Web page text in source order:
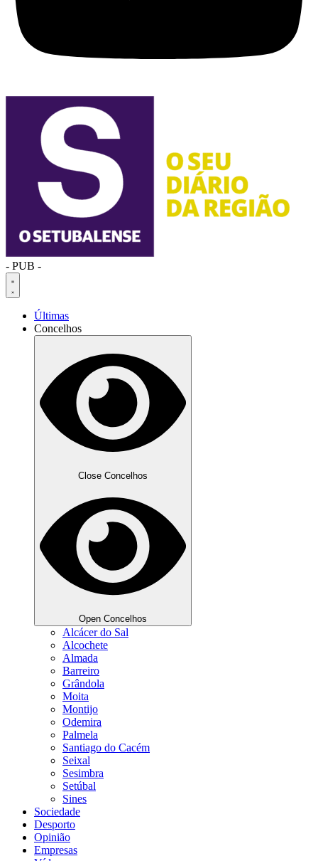
- PUB -
Últimas
Concelhos
Close Concelhos
Open Concelhos
Alcácer do Sal
Alcochete
Almada
Barreiro
Grândola
Moita
Montijo
Odemira
Palmela
Santiago do Cacém
Seixal
Sesimbra
Setúbal
Sines
Sociedade
Desporto
Opinião
Empresas